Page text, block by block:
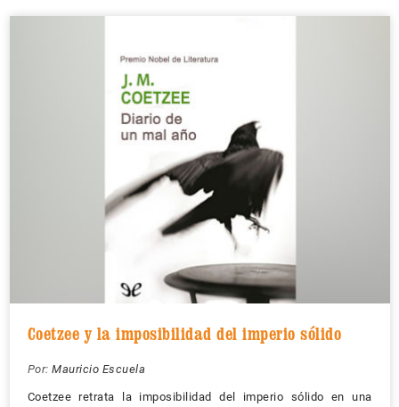
Coetzee y la imposibilidad del imperio sólido
Por: Mauricio Escuela
Coetzee retrata la imposibilidad del imperio sólido en una